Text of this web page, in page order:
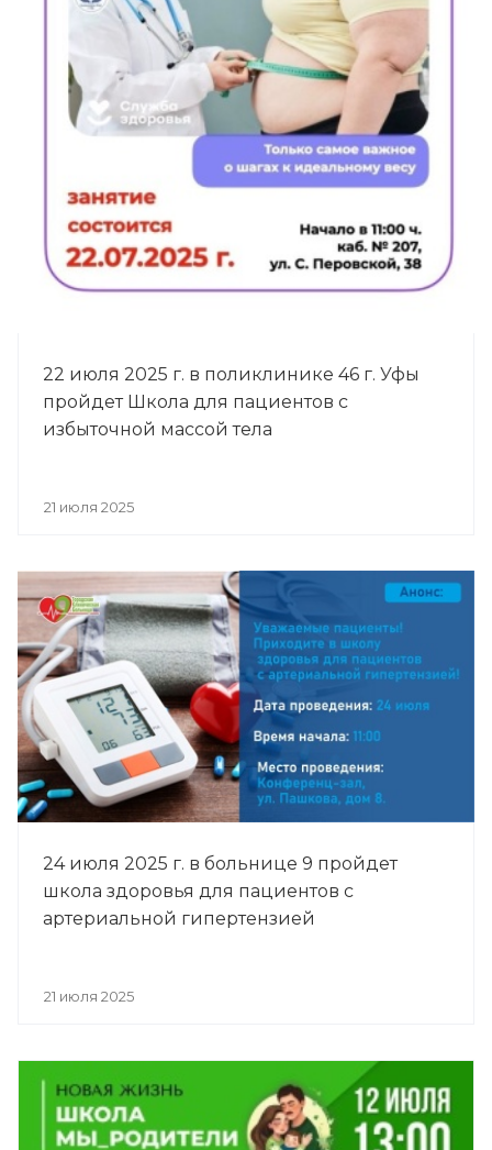
22 июля 2025 г. в поликлинике 46 г. Уфы
пройдет Школа для пациентов с
избыточной массой тела
21 июля 2025
24 июля 2025 г. в больнице 9 пройдет
школа здоровья для пациентов с
артериальной гипертензией
21 июля 2025